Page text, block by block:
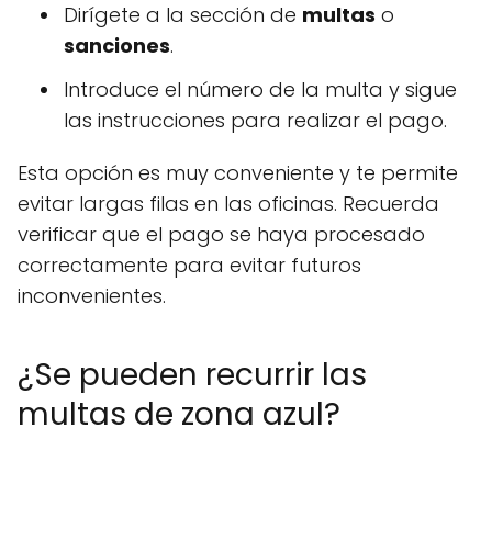
Dirígete a la sección de multas o
sanciones.
Introduce el número de la multa y sigue
las instrucciones para realizar el pago.
Esta opción es muy conveniente y te permite
evitar largas filas en las oficinas. Recuerda
verificar que el pago se haya procesado
correctamente para evitar futuros
inconvenientes.
¿Se pueden recurrir las
multas de zona azul?